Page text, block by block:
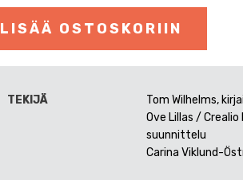
LISÄÄ OSTOSKORIIN
TEKIJÄ
Tom Wilhelms,
Ove Lillas /
suunnittelu
Carina Viklund-